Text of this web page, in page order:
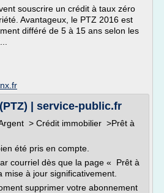
souscrire un crédit à taux zéro
Avantageux, le PTZ 2016 est
différé de 5 à 15 ans selon les
| service-public.fr
> Crédit immobilier >Prêt à
été pris en compte.
courriel dès que la page « Prêt à
à jour significativement.
supprimer votre abonnement